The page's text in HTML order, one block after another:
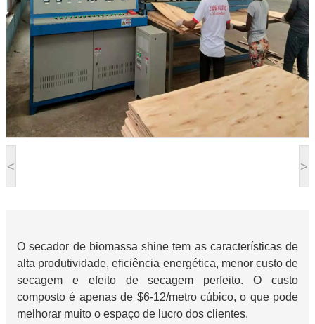
< >
O secador de biomassa shine tem as características de
alta produtividade, eficiência energética, menor custo de
secagem e efeito de secagem perfeito. O custo
composto é apenas de $6-12/metro cúbico, o que pode
melhorar muito o espaço de lucro dos clientes.